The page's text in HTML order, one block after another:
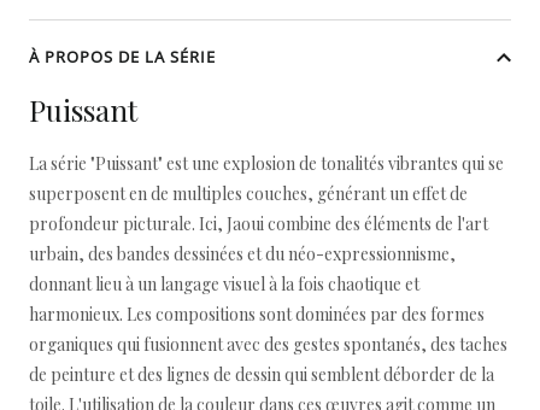
À PROPOS DE LA SÉRIE
Puissant
La série "Puissant" est une explosion de tonalités vibrantes qui se
superposent en de multiples couches, générant un effet de
profondeur picturale. Ici, Jaoui combine des éléments de l'art
urbain, des bandes dessinées et du néo-expressionnisme,
donnant lieu à un langage visuel à la fois chaotique et
harmonieux. Les compositions sont dominées par des formes
organiques qui fusionnent avec des gestes spontanés, des taches
de peinture et des lignes de dessin qui semblent déborder de la
toile. L'utilisation de la couleur dans ces œuvres agit comme un